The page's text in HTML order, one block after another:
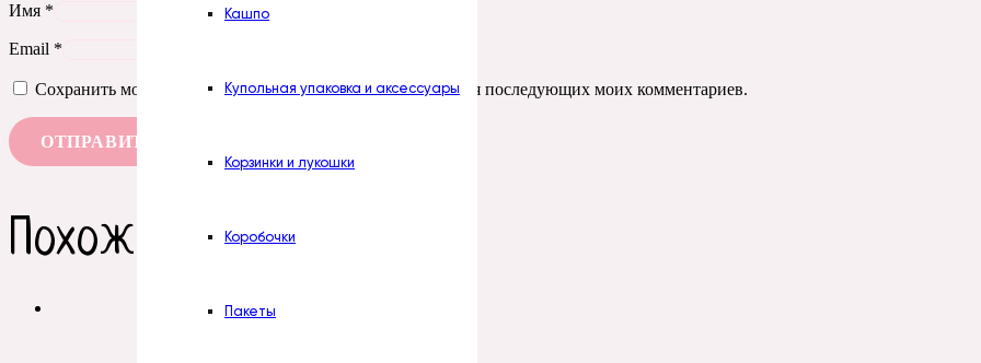
Кашпо
Купольная упаковка и аксессуары
Корзинки и лукошки
Коробочки
Пакеты
Имя *
Email *
Сохранить моё имя, email и адрес сайта в этом браузере для последующих моих комментариев.
Похожие товары